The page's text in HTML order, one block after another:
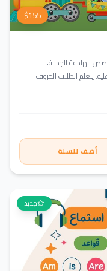
$155
الهادفة الجذابة،
يتعلم الطلاب الحروف
قراءة كلمات ثلاثية مع
أضف للسلة
جديد